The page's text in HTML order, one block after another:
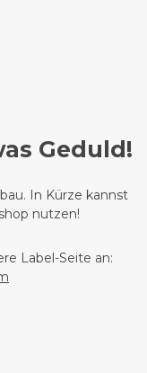
Geduld!
In Kürze kannst
nutzen!
Label-Seite an: